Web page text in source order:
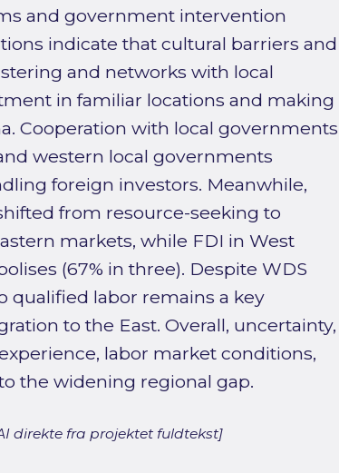
and government intervention
indicate that cultural barriers and
and networks with local
in familiar locations and making
Cooperation with local governments
western local governments
foreign investors. Meanwhile,
from resource-seeking to
markets, while FDI in West
(67% in three). Despite WDS
qualified labor remains a key
to the East. Overall, uncertainty,
labor market conditions,
the widening regional gap.
direkte fra projektet fuldtekst]